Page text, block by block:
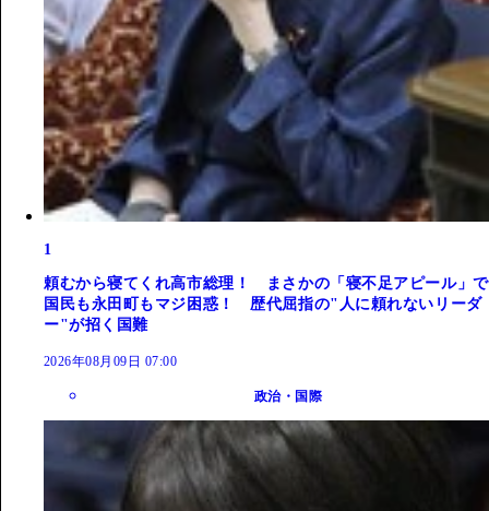
1
頼むから寝てくれ高市総理！ まさかの「寝不足アピール」で
国民も永田町もマジ困惑！ 歴代屈指の"人に頼れないリーダ
ー"が招く国難
2026年08月09日 07:00
政治・国際